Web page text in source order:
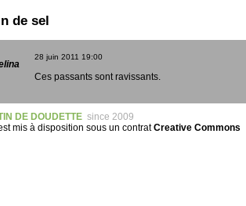
de sel
28 juin 2011 19:00
Ces passants sont ravissants.
DE DOUDETTE since 2009
mis à disposition sous un contratCreative Commons